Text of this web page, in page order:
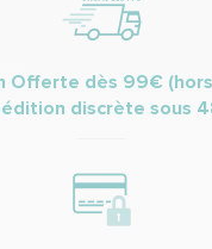
Offerte dès 99€
discrète sous